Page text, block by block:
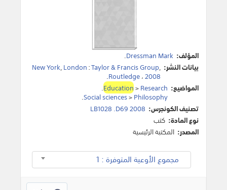
المؤلف: Dressman Mark
.
بيانات النشر:
New York,London:Taylor & Francis Group,
Routledge،2008
.
المواضيع:
Education>Research
.
Social sciences>Philosophy
.
تصنيف الكونجرس: LB1028 .D69 2008
نوع المادة: كتب
المصدر: المكتبة الرئيسية
مجموع الأوعية المتوفرة : 1